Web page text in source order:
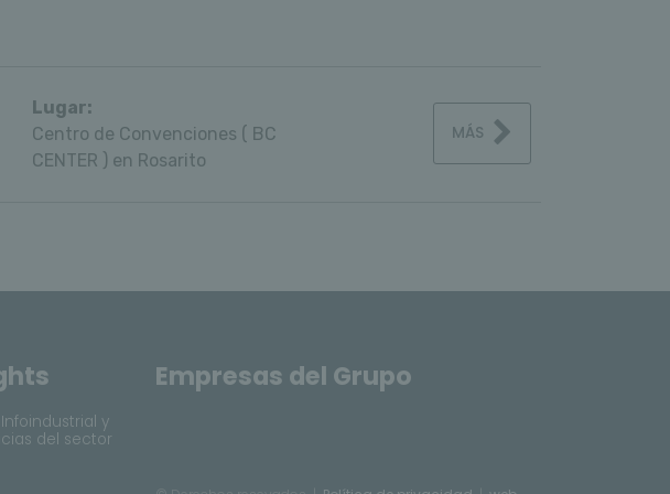
Lugar:
Centro de Convenciones ( BC
CENTER ) en Rosarito
MÁS
y
del sector
Empresas del Grupo